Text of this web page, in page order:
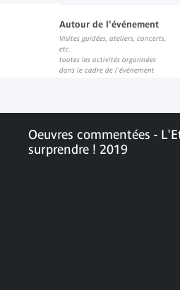
Autour de l'événement
Visites guidées, ateliers, concerts,
etc.
toutes les activités organisées
dans le cadre de l'événement
Oeuvres commentées -
surprendre ! 2019